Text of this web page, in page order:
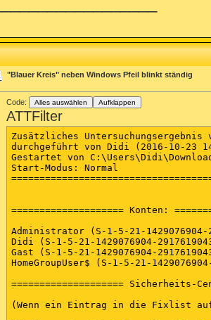
"Blauer Kreis" neben Windows Pfeil blinkt ständig
Code: Alles auswählen Aufklappen
ATTFilter
Zusätzliches
durchgeführt von Didi (2016-10-23
Gestartet von
Start-Modus: Normal
==================== Konten:
Administrator (S-1-5-21-
Didi (S-1-5-21-1429076904-
Gast (S-1-5-21-1429076904-
HomeGroupUser$ (S-1-5-21-
==================== Sicherheits-
(Wenn ein Eintrag in die Fixlist